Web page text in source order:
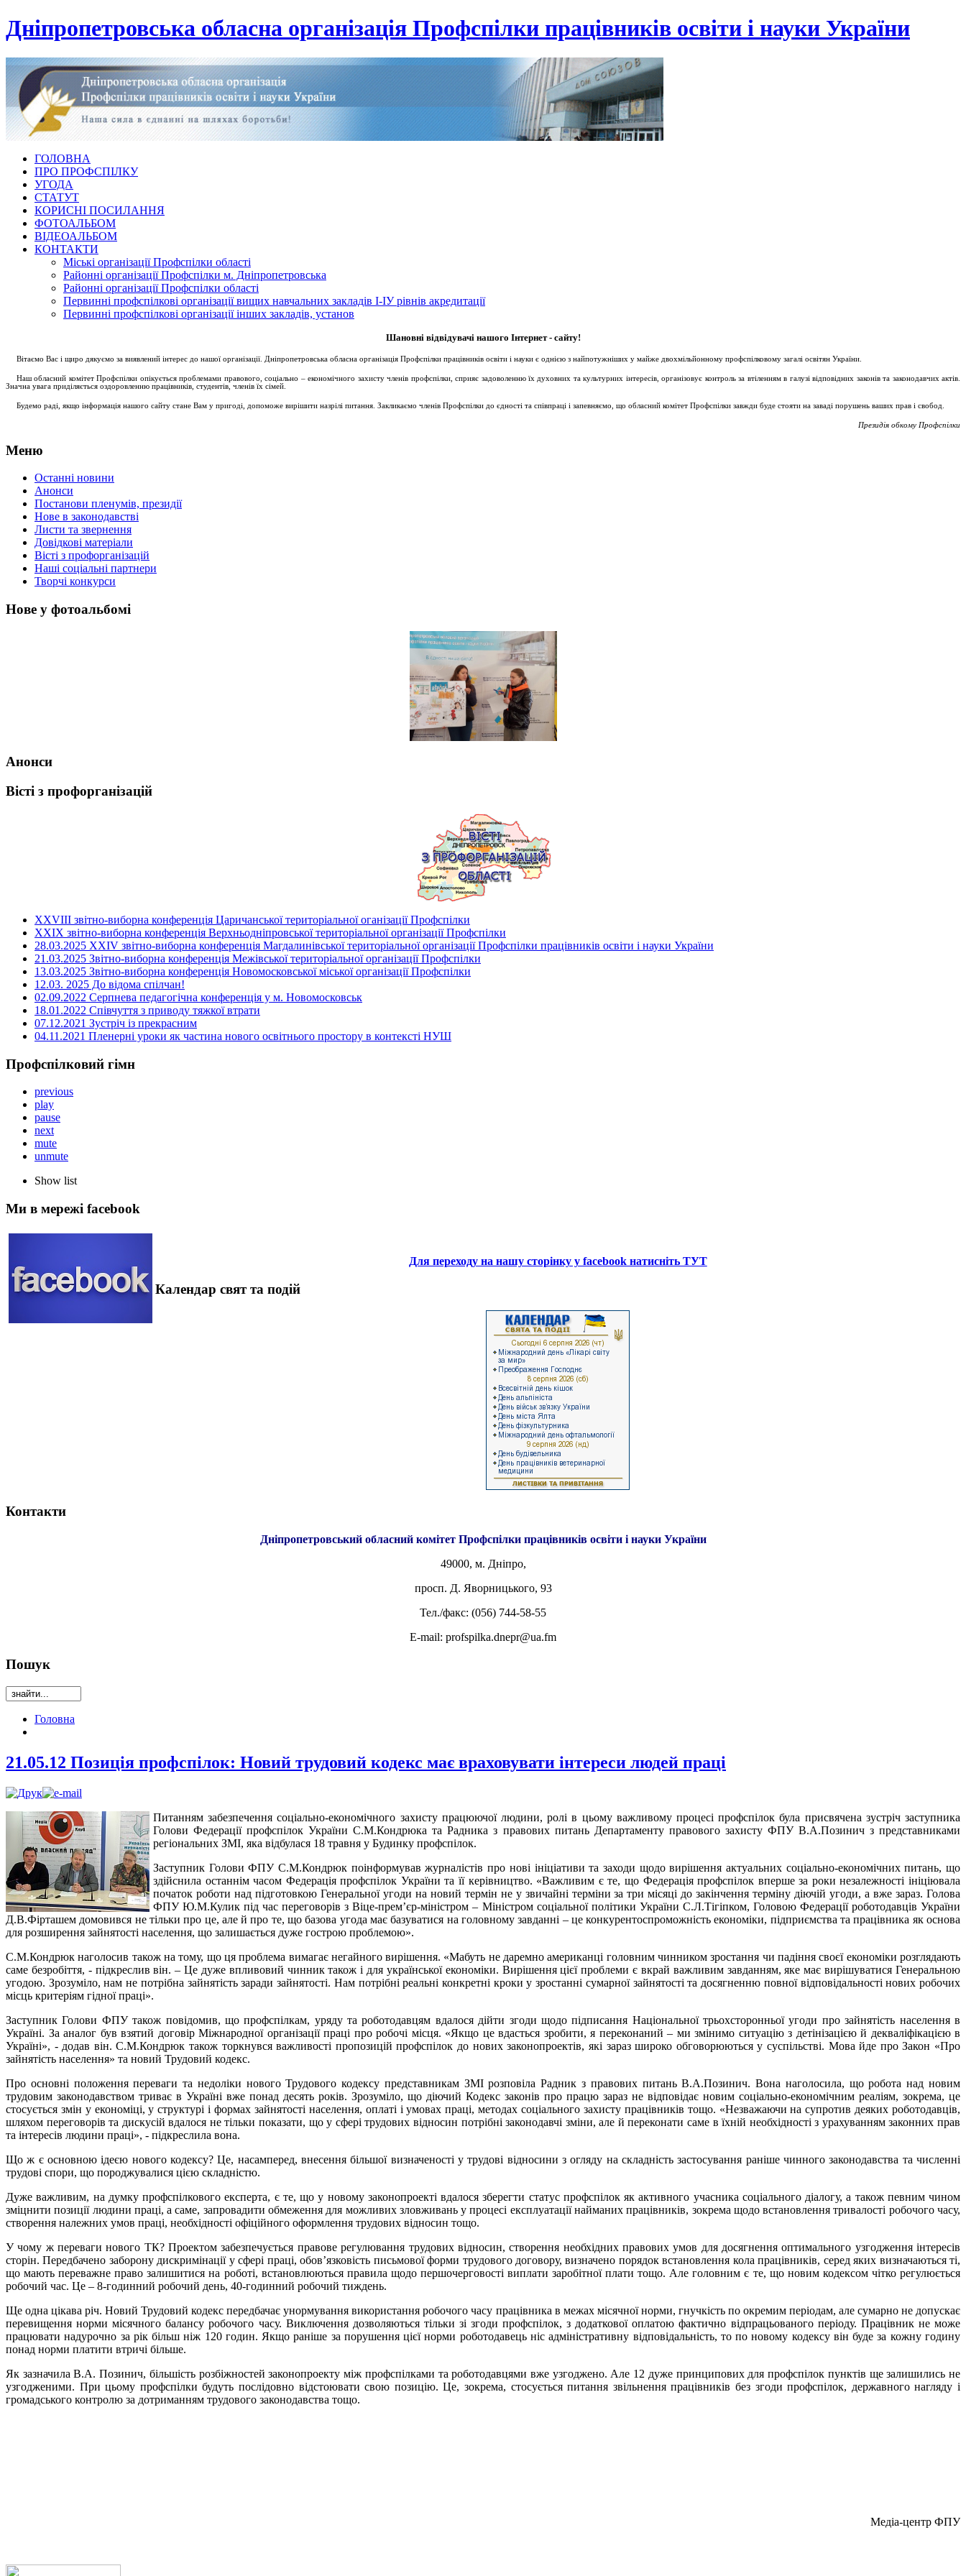
Дніпропетровська обласна організація Профспілки працівників освіти і науки України
ГОЛОВНА
ПРО ПРОФСПІЛКУ
УГОДА
СТАТУТ
КОРИСНІ ПОСИЛАННЯ
ФОТОАЛЬБОМ
ВІДЕОАЛЬБОМ
КОНТАКТИ
Міські організації Профспілки області
Районні організації Профспілки м. Дніпропетровська
Районні організації Профспілки області
Первинні профспілкові організації вищих навчальних закладів І-ІУ рівнів акредитації
Первинні профспілкові організації інших закладів, установ
Шановні відвідувачі нашого Інтернет - сайту!
Вітаємо Вас і щиро дякуємо за виявлений інтерес до нашої організації. Дніпропетровська обласна організація Профспілки працівників освіти і науки є однією з найпотужніших у майже двохмільйонному профспілковому загалі освітян України.
Наш обласний комітет Профспілки опікується проблемами правового, соціально – економічного захисту членів профспілки, сприяє задоволенню їх духовних та культурних інтересів, організовує контроль за втіленням в галузі відповідних законів та законодавчих актів.
Значна увага приділяється оздоровленню працівників, студентів, членів їх сімей.
Будемо раді, якщо інформація нашого сайту стане Вам у пригоді, допоможе вирішити назрілі питання. Закликаємо членів Профспілки до єдності та співпраці і запевняємо, що обласний комітет Профспілки завжди буде стояти на заваді порушень ваших прав і свобод.
Президія обкому Профспілки
Меню
Останні новини
Анонси
Постанови пленумів, президії
Нове в законодавстві
Листи та звернення
Довідкові матеріали
Вісті з профорганізацій
Наші соціальні партнери
Творчі конкурси
Нове у фотоальбомі
Анонси
Вісті з профорганізацій
ХХVIII звітно-виборна конференція Царичанської територіальної оганізації Профспілки
XXIX звітно-виборна конференція Верхньодніпровської територіальної організації Профспілки
28.03.2025 ХХІV звітно-виборна конференція Магдалинівської територіальної організації Профспілки працівників освіти і науки України
21.03.2025 Звітно-виборна конференція Межівської територіальної організації Профспілки
13.03.2025 Звітно-виборна конференція Новомосковської міської організації Профспілки
12.03. 2025 До відома спілчан!
02.09.2022 Серпнева педагогічна конференція у м. Новомосковськ
18.01.2022 Співчуття з приводу тяжкої втрати
07.12.2021 Зустріч із прекрасним
04.11.2021 Пленерні уроки як частина нового освітнього простору в контексті НУШ
Профспілковий гімн
previous
play
pause
next
mute
unmute
Show list
Ми в мережі facebook
Для переходу на нашу сторінку у facebook натисніть ТУТ
Календар свят та подій
Контакти
Дніпропетровський обласний комітет Профспілки працівників освіти і науки України
49000, м. Дніпро,
просп. Д. Яворницького, 93
Тел./факс: (056) 744-58-55
E-mail: profspilka.dnepr@ua.fm
Пошук
Головна
21.05.12 Позиція профспілок: Новий трудовий кодекс має враховувати інтереси людей праці
Питанням забезпечення соціально-економічного захисту працюючої людини, ролі в цьому важливому процесі профспілок була присвячена зустріч заступника
Голови Федерації профспілок України С.М.Кондрюка та Радника з правових питань Департаменту правового захисту ФПУ В.А.Позинич з представниками
регіональних ЗМІ, яка відбулася 18 травня у Будинку профспілок.
Заступник Голови ФПУ С.М.Кондрюк поінформував журналістів про нові ініціативи та заходи щодо вирішення актуальних соціально-економічних питань, що
здійснила останнім часом Федерація профспілок України та її керівництво. «Важливим є те, що Федерація профспілок вперше за роки незалежності ініціювала
початок роботи над підготовкою Генеральної угоди на новий термін не у звичайні терміни за три місяці до закінчення терміну діючій угоди, а вже зараз. Голова
ФПУ Ю.М.Кулик під час переговорів з Віце-прем’єр-міністром – Міністром соціальної політики України С.Л.Тігіпком, Головою Федерації роботодавців України
Д.В.Фірташем домовився не тільки про це, але й про те, що базова угода має базуватися на головному завданні – це конкурентоспроможність економіки, підприємства та працівника як основа
для розширення зайнятості населення, що залишається дуже гострою проблемою».
С.М.Кондрюк наголосив також на тому, що ця проблема вимагає негайного вирішення. «Мабуть не даремно американці головним чинником зростання чи падіння своєї економіки розглядають
саме безробіття, - підкреслив він. – Це дуже впливовий чинник також і для української економіки. Вирішення цієї проблеми є вкрай важливим завданням, яке має вирішуватися Генеральною
угодою. Зрозуміло, нам не потрібна зайнятість заради зайнятості. Нам потрібні реальні конкретні кроки у зростанні сумарної зайнятості та досягненню повної відповідальності нових робочих
місць критеріям гідної праці».
Заступник Голови ФПУ також повідомив, що профспілкам, уряду та роботодавцям вдалося дійти згоди щодо підписання Національної трьохсторонньої угоди про зайнятість населення в
Україні. За аналог був взятий договір Міжнародної організації праці про робочі місця. «Якщо це вдасться зробити, я переконаний – ми змінимо ситуацію з детінізацією й декваліфікацією в
Україні», - додав він. С.М.Кондрюк також торкнувся важливості пропозицій профспілок до нових законопроектів, які зараз широко обговорюються у суспільстві. Мова йде про Закон «Про
зайнятість населення» та новий Трудовий кодекс.
Про основні положення переваги та недоліки нового Трудового кодексу представникам ЗМІ розповіла Радник з правових питань В.А.Позинич. Вона наголосила, що робота над новим
трудовим законодавством триває в Україні вже понад десять років. Зрозуміло, що діючий Кодекс законів про працю зараз не відповідає новим соціально-економічним реаліям, зокрема, це
стосується змін у економіці, у структурі і формах зайнятості населення, оплаті і умовах праці, методах соціального захисту працівників тощо. «Незважаючи на супротив деяких роботодавців,
шляхом переговорів та дискусій вдалося не тільки показати, що у сфері трудових відносин потрібні законодавчі зміни, але й переконати саме в їхній необхідності з урахуванням законних прав
та інтересів людини праці», - підкреслила вона.
Що ж є основною ідеєю нового кодексу? Це, насамперед, внесення більшої визначеності у трудові відносини з огляду на складність застосування раніше чинного законодавства та численні
трудові спори, що породжувалися цією складністю.
Дуже важливим, на думку профспілкового експерта, є те, що у новому законопроекті вдалося зберегти статус профспілок як активного учасника соціального діалогу, а також певним чином
зміцнити позиції людини праці, а саме, запровадити обмеження для можливих зловживань у процесі експлуатації найманих працівників, зокрема щодо встановлення тривалості робочого часу,
створення належних умов праці, необхідності офіційного оформлення трудових відносин тощо.
У чому ж переваги нового ТК? Проектом забезпечується правове регулювання трудових відносин, створення необхідних правових умов для досягнення оптимального узгодження інтересів
сторін. Передбачено заборону дискримінації у сфері праці, обов’язковість письмової форми трудового договору, визначено порядок встановлення кола працівників, серед яких визначаються ті,
що мають переважне право залишитися на роботі, встановлюються правила щодо першочерговості виплати заробітної плати тощо. Але головним є те, що новим кодексом чітко регулюється
робочий час. Це – 8-годинний робочий день, 40-годинний робочий тиждень.
Ще одна цікава річ. Новий Трудовий кодекс передбачає унормування використання робочого часу працівника в межах місячної норми, гнучкість по окремим періодам, але сумарно не допускає
перевищення норми місячного балансу робочого часу. Виключення дозволяються тільки зі згоди профспілок, з додаткової оплатою фактично відпрацьованого періоду. Працівник не може
працювати надурочно за рік більш ніж 120 годин. Якщо раніше за порушення цієї норми роботодавець ніс адміністративну відповідальність, то по новому кодексу він буде за кожну годину
понад норми платити втричі більше.
Як зазначила В.А. Позинич, більшість розбіжностей законопроекту між профспілками та роботодавцями вже узгоджено. Але 12 дуже принципових для профспілок пунктів ще залишились не
узгодженими. При цьому профспілки будуть послідовно відстоювати свою позицію. Це, зокрема, стосується питання звільнення працівників без згоди профспілок, державного нагляду і
громадського контролю за дотриманням трудового законодавства тощо.
Медіа-центр ФПУ